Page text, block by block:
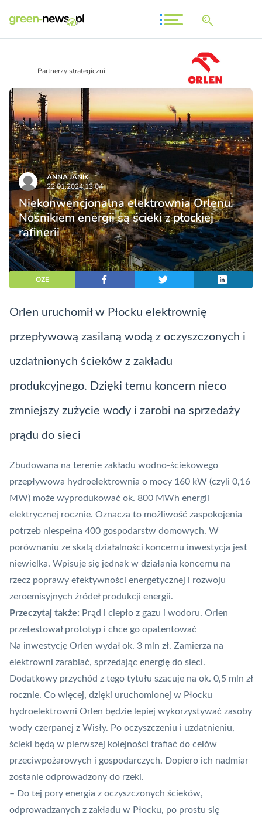
Partnerzy strategiczni
ANNA JANIK
22.01.2024 13:04
Niekonwencjonalna elektrownia Orlenu.
Nośnikiem energii są ścieki z płockiej
rafinerii
OZE
Orlen uruchomił w Płocku elektrownię
przepływową zasilaną wodą z oczyszczonych i
uzdatnionych ścieków z zakładu
produkcyjnego. Dzięki temu koncern nieco
zmniejszy zużycie wody i zarobi na sprzedaży
prądu do sieci
Zbudowana na terenie zakładu wodno-ściekowego
przepływowa hydroelektrownia o mocy 160 kW (czyli 0,16
MW) może wyprodukować ok. 800 MWh energii
elektrycznej rocznie. Oznacza to możliwość zaspokojenia
potrzeb niespełna 400 gospodarstw domowych. W
porównaniu ze skalą działalności koncernu inwestycja jest
niewielka. Wpisuje się jednak w działania koncernu na
rzecz poprawy efektywności energetycznej i rozwoju
zeroemisyjnych źródeł produkcji energii.
Przeczytaj także: Prąd i ciepło z gazu i wodoru. Orlen
przetestował prototyp i chce go opatentować
Na inwestycję Orlen wydał ok. 3 mln zł. Zamierza na
elektrowni zarabiać, sprzedając energię do sieci.
Dodatkowy przychód z tego tytułu szacuje na ok. 0,5 mln zł
rocznie. Co więcej, dzięki uruchomionej w Płocku
hydroelektrowni Orlen będzie lepiej wykorzystywać zasoby
wody czerpanej z Wisły. Po oczyszczeniu i uzdatnieniu,
ścieki będą w pierwszej kolejności trafiać do celów
przeciwpożarowych i gospodarczych. Dopiero ich nadmiar
zostanie odprowadzony do rzeki.
– Do tej pory energia z oczyszczonych ścieków,
odprowadzanych z zakładu w Płocku, po prostu się